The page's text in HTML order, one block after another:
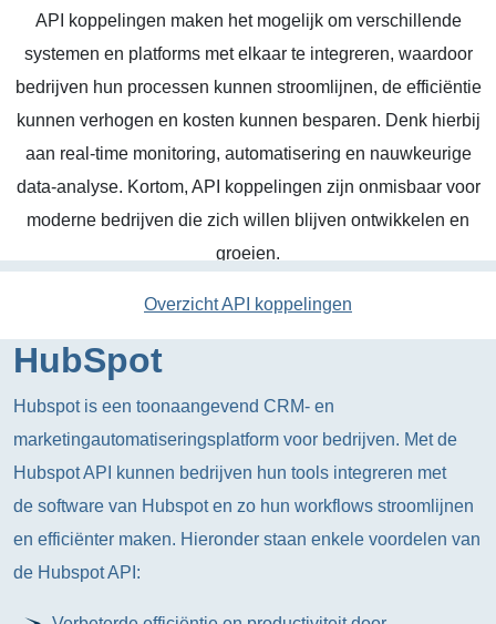
API koppelingen maken het mogelijk om verschillende
systemen en platforms met elkaar te integreren, waardoor
bedrijven hun processen kunnen stroomlijnen, de efficiëntie
kunnen verhogen en kosten kunnen besparen. Denk hierbij
aan real-time monitoring, automatisering en nauwkeurige
data-analyse. Kortom, API koppelingen zijn onmisbaar voor
moderne bedrijven die zich willen blijven ontwikkelen en
groeien.
Overzicht API koppelingen
HubSpot
Hubspot is een toonaangevend CRM- en
marketingautomatiseringsplatform voor bedrijven. Met de
Hubspot API kunnen bedrijven hun tools integreren met
de software van Hubspot en zo hun workflows stroomlijnen
en efficiënter maken. Hieronder staan enkele voordelen van
de Hubspot API: